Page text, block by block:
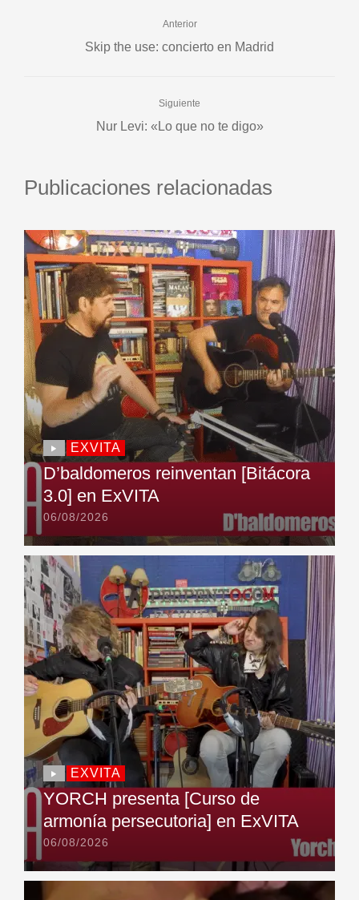
Anterior
Skip the use: concierto en Madrid
Siguiente
Nur Levi: «Lo que no te digo»
Publicaciones relacionadas
EXVITA
D’baldomeros reinventan [Bitácora
3.0] en ExVITA
06/08/2026
EXVITA
YORCH presenta [Curso de
armonía persecutoria] en ExVITA
06/08/2026